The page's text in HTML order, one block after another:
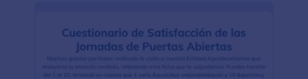
utilizar nuestras Aplicaciones para dispositivos
móviles para así recopilar más información de
vuestros visitantes - recopilad respuestas una vez
visiten vuestro negocio, y enviad una notificación